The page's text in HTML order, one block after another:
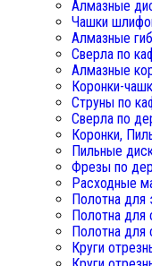
Алмазные
Чашки
Алмазные
Сверла по
Алмазные
Коронки-
Струны по
Сверла по
Коронки,
Пильные
Фрезы по
Расходные
Полотна для
Полотна для
Полотна для
Круги